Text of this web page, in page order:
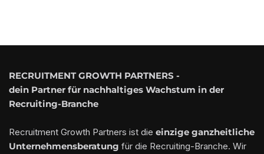
RECRUITMENT GROWTH PARTNERS -
dein Partner für nachhaltiges Wachstum in der
Recruiting-Branche
Recruitment Growth Partners ist die einzige ganzheitliche
Unternehmensberatung für die Recruiting-Branche. Wir